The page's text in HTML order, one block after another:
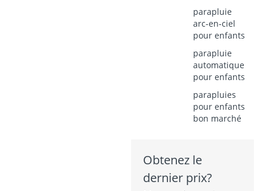
parapluie
arc-en-ciel
pour enfants
parapluie
automatique
pour enfants
parapluies
pour enfants
bon marché
Obtenez le
dernier prix?